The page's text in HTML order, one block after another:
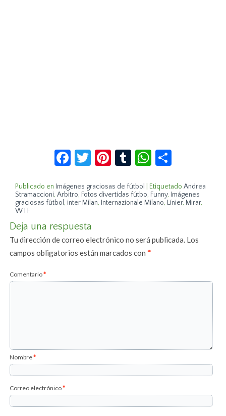
Facebook
Twitter
Pinterest
TumblrWhatsApp
Publicado en Imágenes graciosas de fútbol Etiquetado Andrea
Stramaccioni,Arbitro, Fotos divertidas fútbo, Funny, Imágenes
graciosas fútbol , inter Milan, Internazionale Milano, Línier, Mirar,
WTF
Deja una respuesta
Tu dirección de correo electrónico no será publicada. Los
campos obligatorios están marcados con*
Comentario*
Nombre*
Correo electrónico*